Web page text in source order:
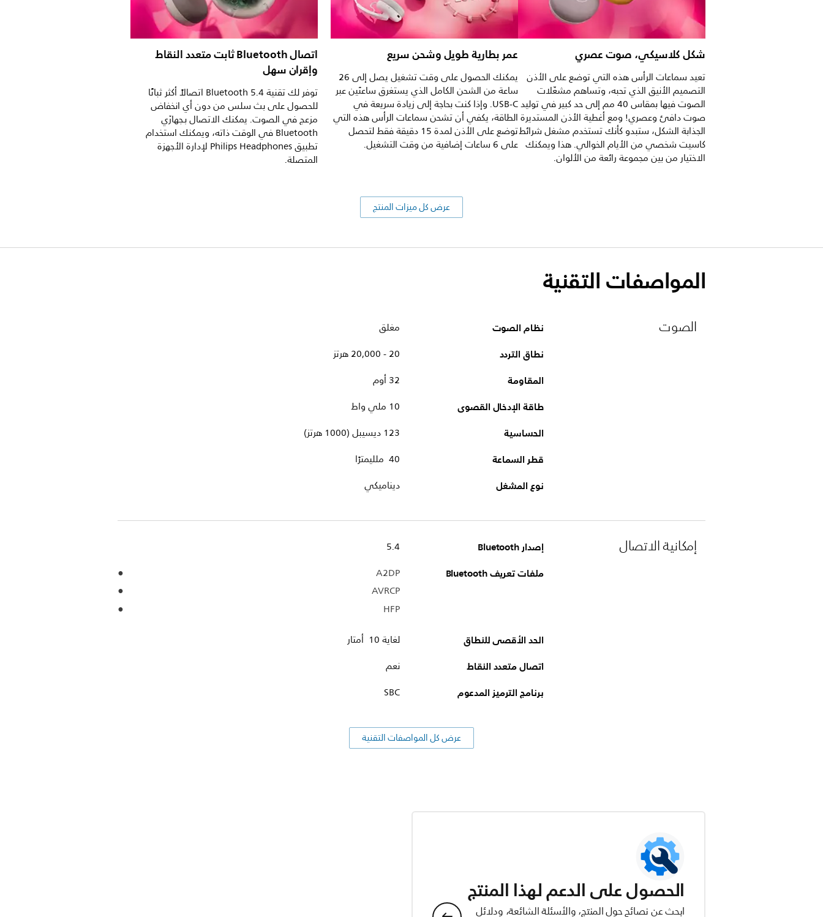
شكل كلاسيكي، صوت عصري
تعيد سماعات الرأس هذه التي توضع على الأذن
التصميم الأنيق الذي تحبه، وتساهم مشغّلات
الصوت فيها بمقاس 40 مم إلى حد كبير في توليد
صوت دافئ وعصري! ومع أغطية الأذن المستديرة
الجذابة الشكل، ستبدو كأنك تستخدم مشغل شرائط
كاسيت شخصي من الأيام الخوالي. هذا ويمكنك
الاختيار من بين مجموعة رائعة من الألوان.
عمر بطارية طويل وشحن سريع
يمكنك الحصول على وقت تشغيل يصل إلى 26
ساعة من الشحن الكامل الذي يستغرق ساعتَين عبر
USB-C. وإذا كنت بحاجة إلى زيادة سريعة في
الطاقة، يكفي أن تشحن سماعات الرأس هذه التي
توضع على الأذن لمدة 15 دقيقة فقط لتحصل
على 6 ساعات إضافية من وقت التشغيل.
اتصال Bluetooth ثابت متعدد النقاط
وإقران سهل
توفر لك تقنية Bluetooth 5.4 اتصالاً أكثر ثباتًا
للحصول على بث سلس من دون أي انخفاض
مزعج في الصوت. يمكنك الاتصال بـجهازَي
Bluetooth في الوقت ذاته، ويمكنك استخدام
تطبيق Philips Headphones لإدارة الأجهزة
المتصلة.
عرض كل ميزات المنتج
المواصفات التقنية
الصوت نظام الصوت مغلق
نطاق التردد 20 - 20,000 هرتز
المقاومة 32 أوم
طاقة الإدخال القصوى 10 ملي واط
الحساسية 123 ديسيبل (1000 هرتز)
قطر السماعة 40 ملليمترًا
نوع المشغل ديناميكي
إمكانية الاتصال إصدار Bluetooth 5.4
ملفات تعريف Bluetooth
A2DP
AVRCP
HFP
الحد الأقصى للنطاق لغاية 10 أمتار
اتصال متعدد النقاط نعم
برنامج الترميز المدعوم SBC
عرض كل المواصفات التقنية
الحصول على الدعم لهذا المنتج
ابحث عن نصائح حول المنتج، والأسئلة الشائعة، ودلائل